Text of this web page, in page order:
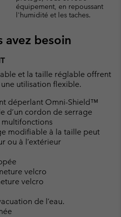
équipement, en repoussant
l'humidité et les taches.
avez besoin
et la taille réglable offrent
utilisation flexible.
déperlant Omni-Shield™
d’un cordon de serrage
multifonctions
modifiable à la taille peut
ou à l’extérieur
velcro
velcro
de l’eau.